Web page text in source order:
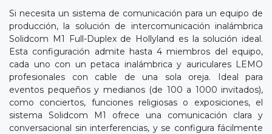
Si necesita un sistema de comunicación para un equipo de
producción, la solución de intercomunicación inalámbrica
Solidcom M1 Full-Duplex de Hollyland es la solución ideal.
Esta configuración admite hasta 4 miembros del equipo,
cada uno con un petaca inalámbrica y auriculares LEMO
profesionales con cable de una sola oreja. Ideal para
eventos pequeños y medianos (de 100 a 1000 invitados),
como conciertos, funciones religiosas o exposiciones, el
sistema Solidcom M1 ofrece una comunicación clara y
conversacional sin interferencias, y se configura fácilmente